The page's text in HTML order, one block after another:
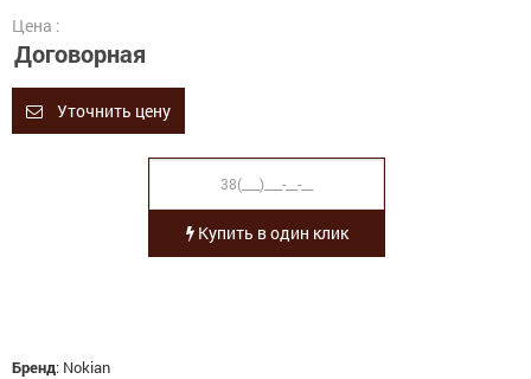
Цена :
Договорная
Уточнить цену
Купить в один клик
Бренд: Nokian